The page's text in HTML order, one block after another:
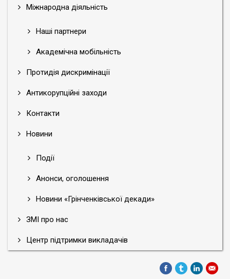
Міжнародна діяльність
Наші партнери
Академічна мобільність
Протидія дискримінації
Антикорупційні заходи
Контакти
Новини
Події
Анонси, оголошення
Новини «Грінченківської декади»
ЗМІ про нас
Центр підтримки викладачів